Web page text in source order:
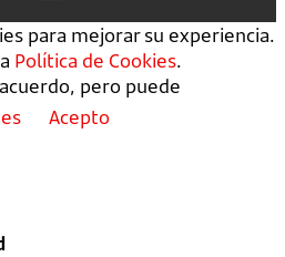
para mejorar su experiencia.
Política de Cookies.
pero puede
Acepto